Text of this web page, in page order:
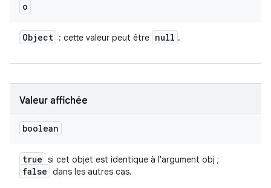
o
Object : cette valeur peut être null .
Valeur affichée
boolean
true si cet objet est identique à l'argument obj ;
false dans les autres cas.